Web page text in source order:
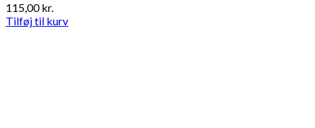
115,00kr.
Tilføj til kurv